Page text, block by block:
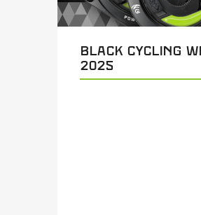
Black Cycling
2025